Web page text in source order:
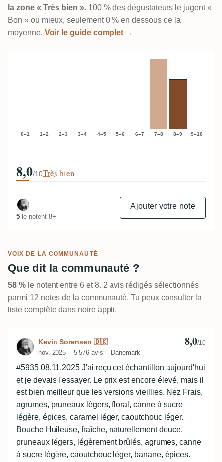
la zone « Très bien ». 100 % des dégustateurs le jugent «
Bon » ou mieux, seulement 0 % en dessous de la
moyenne. Voir le guide complet →
0–1 1–2 2–3 3–4 4–5 5–6 6–7 7–8 8–9 9–10
8,0/10Très bien
5 le notent 8+
Ajouter votre note
VOIX DE LA COMMUNAUTÉ
Que dit la communauté ?
58 % le notent entre 6 et 8. 2 avis rédigés sélectionnés
parmi 12 notes de la communauté. Tu peux consulter la
liste complète dans notre appli.
Avis de Kevin Sorensen 🇩🇰
Kevin Sorensen 🇩🇰
nov. 2025 5 576 avis Danemark
8,0/10
#5935 08.11.2025 J'ai reçu cet échantillon aujourd'hui
et je devais l'essayer. Le prix est encore élevé, mais il
est bien meilleur que les versions vieillies. Nez Frais,
agrumes, pruneaux légers, floral, canne à sucre
légère, épices, caramel léger, caoutchouc léger.
Bouche Huileuse, fraîche, naturellement douce,
pruneaux légers, légèrement brûlés, agrumes, canne
à sucre légère, caoutchouc léger, banane, épices.